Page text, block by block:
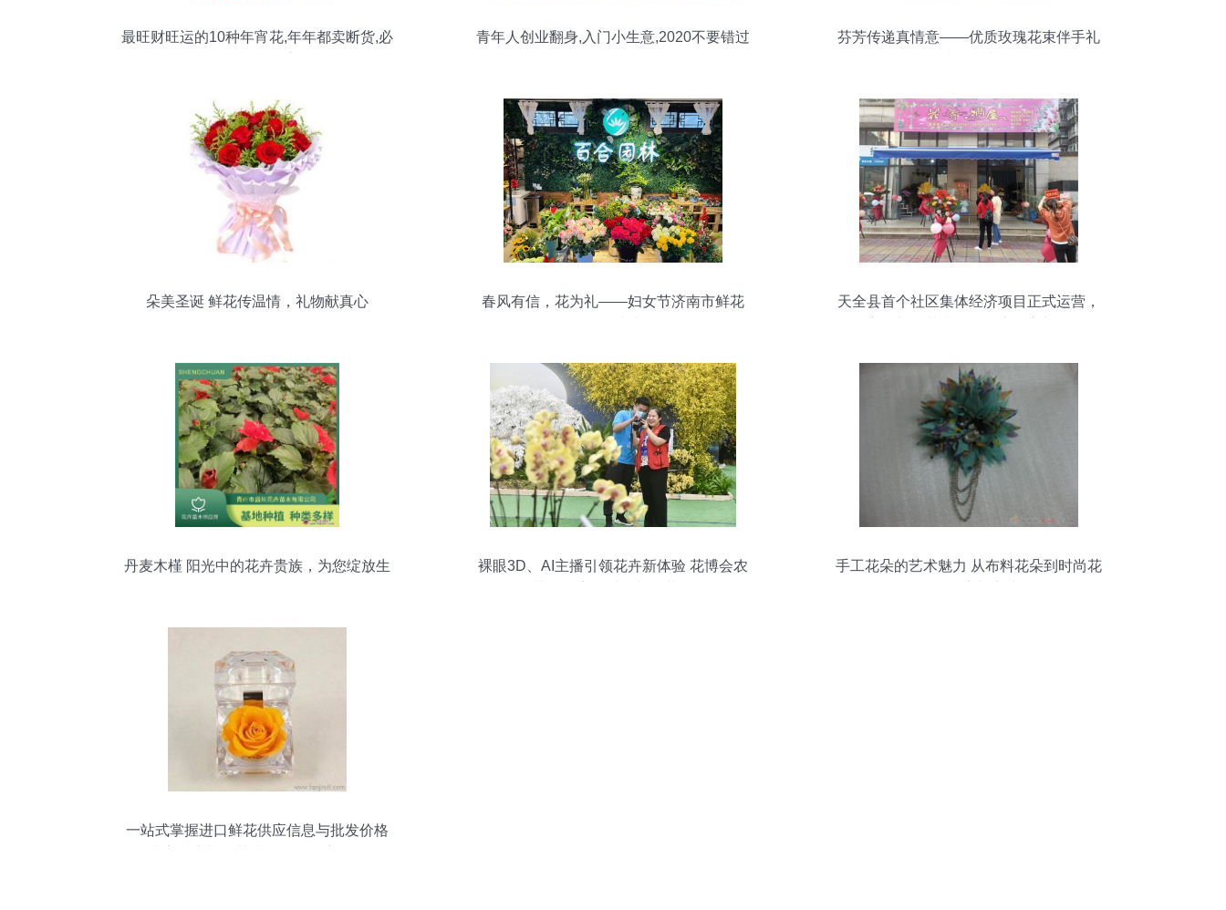
最旺财旺运的10种年宵花,年年都卖断货,必
青年人创业翻身,入门小生意,2020不要错过
芬芳传递真情意——优质玫瑰花束伴手礼
朵美圣诞 鲜花传温情，礼物献真心
春风有信，花为礼——妇女节济南市鲜花
天全县首个社区集体经济项目正式运营，
丹麦木槿 阳光中的花卉贵族，为您绽放生
裸眼3D、AI主播引领花卉新体验 花博会农
手工花朵的艺术魅力 从布料花朵到时尚花
一站式掌握进口鲜花供应信息与批发价格